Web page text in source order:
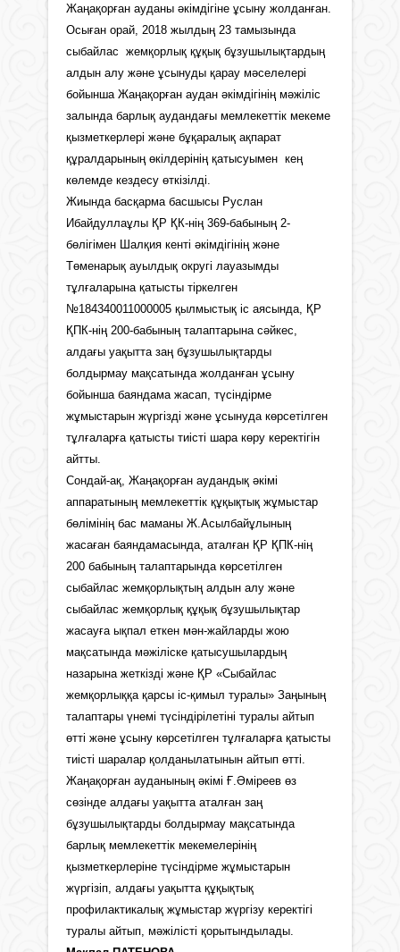
Жаңақорған ауданы әкімдігіне ұсыну жолданған.
Осыған орай, 2018 жылдың 23 тамызында
сыбайлас жемқорлық құқық бұзушылықтардың
алдын алу және ұсынуды қарау мәселелері
бойынша Жаңақорған аудан әкімдігінің мәжіліс
залында барлық аудандағы мемлекеттік мекеме
қызметкерлері және бұқаралық ақпарат
құралдарының өкілдерінің қатысуымен кең
көлемде кездесу өткізілді.
Жиында басқарма басшысы Руслан
Ибайдуллаұлы ҚР ҚК-нің 369-бабының 2-
бөлігімен Шалқия кенті әкімдігінің және
Төменарық ауылдық округі лауазымды
тұлғаларына қатысты тіркелген
№184340011000005 қылмыстық іс аясында, ҚР
ҚПК-нің 200-бабының талаптарына сәйкес,
алдағы уақытта заң бұзушылықтарды
болдырмау мақсатында жолданған ұсыну
бойынша баяндама жасап, түсіндірме
жұмыстарын жүргізді және ұсынуда көрсетілген
тұлғаларға қатысты тиісті шара көру керектігін
айтты.
Сондай-ақ, Жаңақорған аудандық әкімі
аппаратының мемлекеттік құқықтық жұмыстар
бөлімінің бас маманы Ж.Асылбайұлының
жасаған баяндамасында, аталған ҚР ҚПК-нің
200 бабының талаптарында көрсетілген
сыбайлас жемқорлықтың алдын алу және
сыбайлас жемқорлық құқық бұзушылықтар
жасауға ықпал еткен мән-жайларды жою
мақсатында мәжіліске қатысушылардың
назарына жеткізді және ҚР «Сыбайлас
жемқорлыққа қарсы іс-қимыл туралы» Заңының
талаптары үнемі түсіндірілетіні туралы айтып
өтті және ұсыну көрсетілген тұлғаларға қатысты
тиісті шаралар қолданылатынын айтып өтті.
Жаңақорған ауданының әкімі Ғ.Әміреев өз
сөзінде алдағы уақытта аталған заң
бұзушылықтарды болдырмау мақсатында
барлық мемлекеттік мекемелерінің
қызметкерлеріне түсіндірме жұмыстарын
жүргізіп, алдағы уақытта құқықтық
профилактикалық жұмыстар жүргізу керектігі
туралы айтып, мәжілісті қорытындылады.